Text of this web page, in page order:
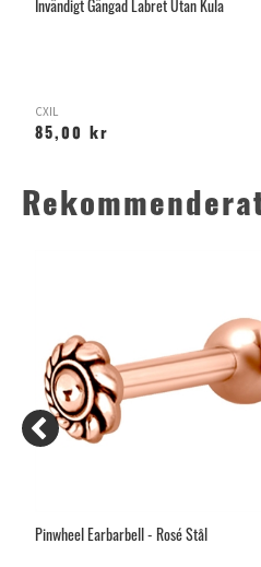
CXIL
85,00 kr
Pinwheel Earbarbell - Rosé Stål